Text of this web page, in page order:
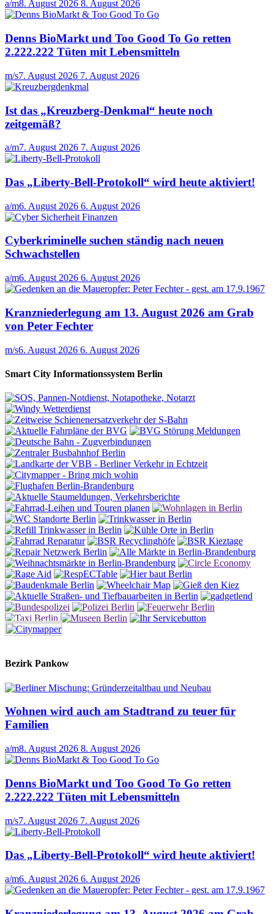
a/m8. August 2026 8. August 2026
Denns BioMarkt und Too Good To Go retten
2.222.222 Tüten mit Lebensmitteln
m/s7. August 2026 7. August 2026
Ist das „Kreuzberg-Denkmal“ heute noch
zeitgemäß?
a/m7. August 2026 7. August 2026
Das „Liberty-Bell-Protokoll“ wird heute aktiviert!
a/m6. August 2026 6. August 2026
Cyberkriminelle suchen ständig nach neuen
Schwachstellen
a/m6. August 2026 6. August 2026
Kranzniederlegung am 13. August 2026 am Grab
von Peter Fechter
m/s6. August 2026 6. August 2026
Smart City Informationssystem Berlin
Bezirk Pankow
Wohnen wird auch am Stadtrand zu teuer für
Familien
a/m8. August 2026 8. August 2026
Denns BioMarkt und Too Good To Go retten
2.222.222 Tüten mit Lebensmitteln
m/s7. August 2026 7. August 2026
Das „Liberty-Bell-Protokoll“ wird heute aktiviert!
a/m6. August 2026 6. August 2026